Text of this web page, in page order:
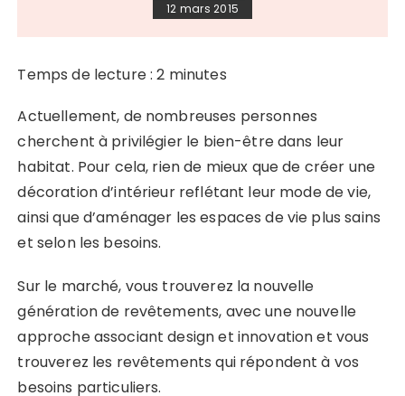
12 mars 2015
Temps de lecture :2 minutes
Actuellement, de nombreuses personnes
cherchent à privilégier le bien-être dans leur
habitat. Pour cela, rien de mieux que de créer une
décoration d’intérieur reflétant leur mode de vie,
ainsi que d’aménager les espaces de vie plus sains
et selon les besoins.
Sur le marché, vous trouverez la nouvelle
génération de revêtements, avec une nouvelle
approche associant design et innovation et vous
trouverez les revêtements qui répondent à vos
besoins particuliers.